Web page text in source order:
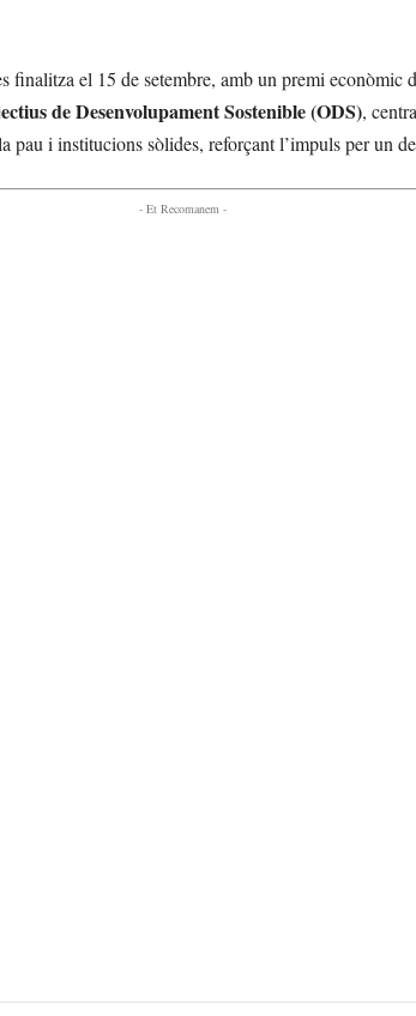
finalitza el 15 de setembre, amb un premi econòmic
de Desenvolupament Sostenible (ODS),
i institucions sòlides, reforçant l’impuls per un
- Et Recomanem -